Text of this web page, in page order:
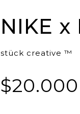
NIKE x
stück creative ™